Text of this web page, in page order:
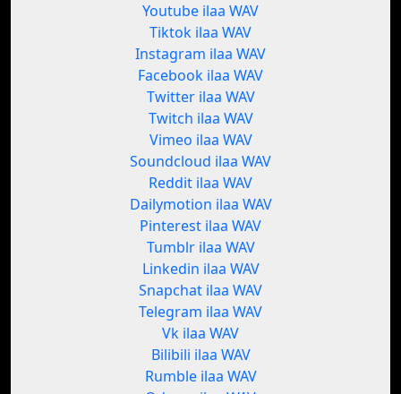
Youtube ilaa WAV
Tiktok ilaa WAV
Instagram ilaa WAV
Facebook ilaa WAV
Twitter ilaa WAV
Twitch ilaa WAV
Vimeo ilaa WAV
Soundcloud ilaa WAV
Reddit ilaa WAV
Dailymotion ilaa WAV
Pinterest ilaa WAV
Tumblr ilaa WAV
Linkedin ilaa WAV
Snapchat ilaa WAV
Telegram ilaa WAV
Vk ilaa WAV
Bilibili ilaa WAV
Rumble ilaa WAV